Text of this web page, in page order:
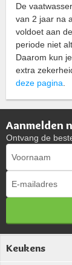
De
van 2 jaar na
voldoet aan
periode niet
Daarom kun
extra
deze pagina
Aanmelden
Ontvang de
Keukens